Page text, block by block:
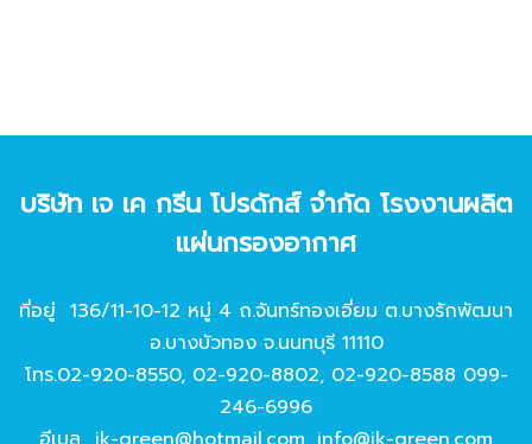
บริษัท เจ เค กรีน โปรดักส์ จํากัด โรงงานผลิต
แผ่นกรองอากาศ
ที่อยู่ 136/11-10-12 หมู่ 4 ถ.จันทร์ทองเอี่ยม ต.บางรักพัฒนา
อ.บางบัวทอง จ.นนทบุรี 11110
โทร.02-920-8550, 02-920-8802, 02-920-8588 099-
246-6996